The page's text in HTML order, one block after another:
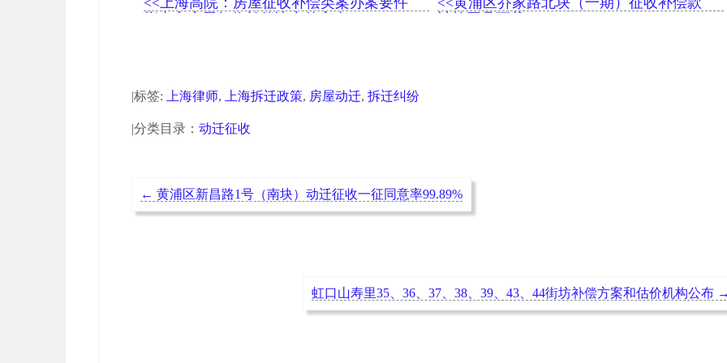
|标签: 上海律师, 上海拆迁政策, 房屋动迁, 拆迁纠纷
|分类目录： 动迁征收
← 黄浦区新昌路1号（南块）动迁征收一征同意率99.89%
虹口山寿里35、36、37、38、39、43、44街坊补偿方案和估价机构公布